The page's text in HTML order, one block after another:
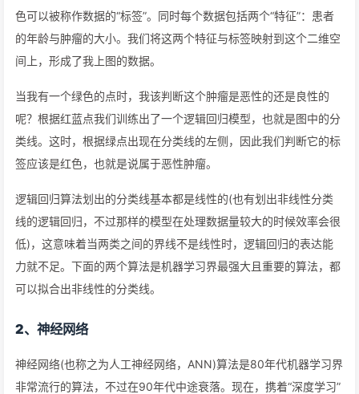
色可以被称作数据的“标签”。同时每个数据包括两个“特征”：患者
的年龄与肿瘤的大小。我们将这两个特征与标签映射到这个二维空
间上，形成了我上图的数据。
当我有一个绿色的点时，我该判断这个肿瘤是恶性的还是良性的
呢？根据红蓝点我们训练出了一个逻辑回归模型，也就是图中的分
类线。这时，根据绿点出现在分类线的左侧，因此我们判断它的标
签应该是红色，也就是说属于恶性肿瘤。
逻辑回归算法划出的分类线基本都是线性的(也有划出非线性分类
线的逻辑回归，不过那样的模型在处理数据量较大的时候效率会很
低)，这意味着当两类之间的界线不是线性时，逻辑回归的表达能
力就不足。下面的两个算法是机器学习界最强大且重要的算法，都
可以拟合出非线性的分类线。
2、神经网络
神经网络(也称之为人工神经网络，ANN)算法是80年代机器学习界
非常流行的算法，不过在90年代中途衰落。现在，携着“深度学习”